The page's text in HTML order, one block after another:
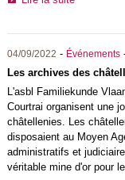
04/09/2022 - Événements
Les archives des
L'asbl Familiekunde
Courtrai organisent une
châtellenies. Les
disposaient au Moyen
administratifs et
véritable mine d'or pour